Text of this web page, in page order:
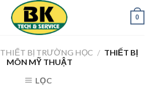
0
THIẾT BỊ TRƯỜNG HỌC / THIẾT BỊ
MÔN MỸ THUẬT
LỌC